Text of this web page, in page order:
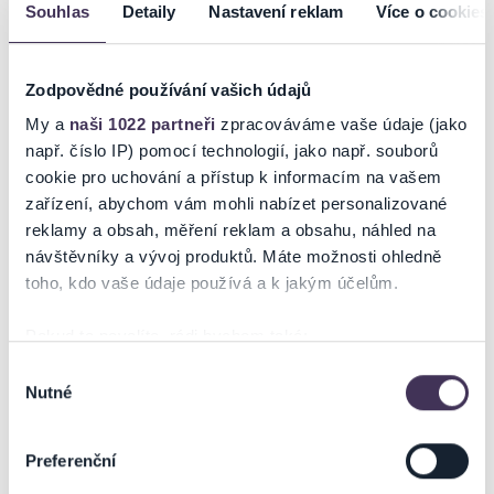
Souhlas Detaily Nastavení reklam Více o cookies
Zodpovědné používání vašich údajů
My a naši 1022 partneři zpracováváme vaše údaje (jako
např. číslo IP) pomocí technologií, jako např. souborů
cookie pro uchování a přístup k informacím na vašem
zařízení, abychom vám mohli nabízet personalizované
reklamy a obsah, měření reklam a obsahu, náhled na
návštěvníky a vývoj produktů. Máte možnosti ohledně
toho, kdo vaše údaje používá a k jakým účelům.
které mohou být přesné na několik metrů
skenování pro konkrétní charakteristiky (otisk prstu)
Zjistěte více o tom, jak zpracováváme vaše osobní
souhlasu
Nutné
Preferenční
Z technických důvodů se akceARNOŠT FRAUENBERG - PROTOŽE
Pluhárna, Mladá Boleslav neuskuteční aPŘESOUVÁ
30.9.2026. Čas i místo konání akce zůstává beze změny.
Zakoupené vstupenky zůstávají v platnosti a není potřeba je
vyměňovat.
V případě, že Vám nový termín nevyhovuje, můžete si požádat o
vrácení peněz,nejpozději však do 26.4.2026.
Vracení vstupného
- elektronické vstupenky typu eTicket